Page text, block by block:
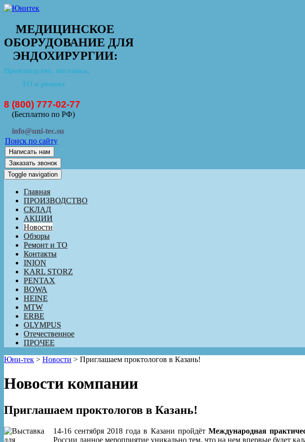
МЕДИЦИНСКОЕ
ОБОРУДОВАНИЕ ДЛЯ
ЭНДОХИРУРГИИ:
Производство, поставка,
ТО и ремонт
8 (800) 777-02-77
(Бесплатно по РФ)
info@uni-tec.su
Поиск по сайту
Написать нам
Заказать звонок
Toggle navigation
Главная
ПРОИЗВОДСТВО
СКЛАД
АКЦИИ
Новости
Обзоры
Ремонт и ТО
Контакты
INION
KARL STORZ
PENTAX
BOWA
HEINE
MTW
ERBE
OLYMPUS
Отечественное
ПРОЧЕЕ
Юни-тек > Новости > Приглашаем проктологов в Казань!
Новости компании
Приглашаем проктологов в Казань!
14-16 сентября 2018 года в Казани пройдёт Международная
России данное мероприятие уникально тем, что на нем впервые будет